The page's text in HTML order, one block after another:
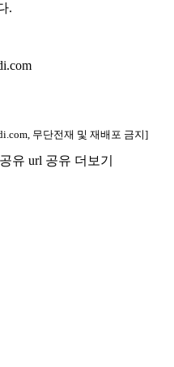
.
무단전재 및 재배포 금지]
유 url 공유 더보기